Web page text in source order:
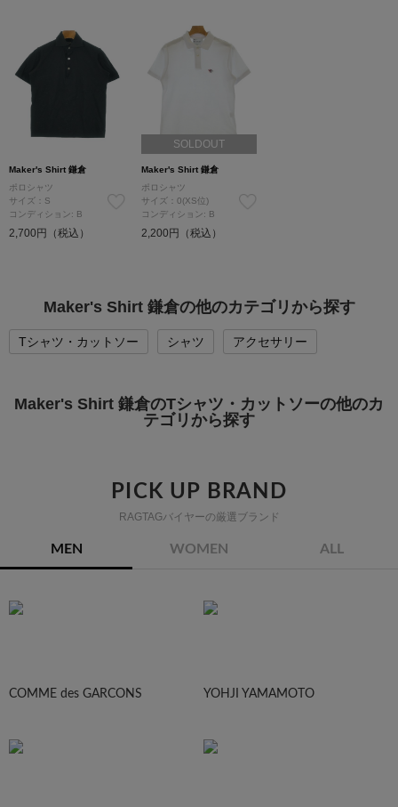
Maker's Shirt 鎌倉
ポロシャツ
サイズ：S
コンディション: B
2,700円（税込）
SOLDOUT
Maker's Shirt 鎌倉
ポロシャツ
サイズ：0(XS位)
コンディション: B
2,200円（税込）
Maker's Shirt 鎌倉の他のカテゴリから探す
Tシャツ・カットソー シャツ アクセサリー
Maker's Shirt 鎌倉のTシャツ・カットソーの他のカ
テゴリから探す
PICK UP BRAND
RAGTAGバイヤーの厳選ブランド
MEN WOMEN ALL
COMME des GARCONS YOHJI YAMAMOTO